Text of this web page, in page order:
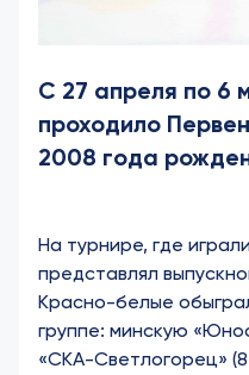
С 27 апреля по 6
проходило
2008 года
На турнире, где
представлял
Красно-белые
группе: минскую
«СКА-Светлогорец»